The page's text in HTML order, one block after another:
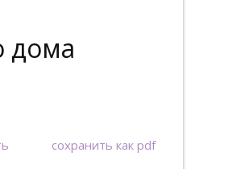
дома
сохранить как pdf